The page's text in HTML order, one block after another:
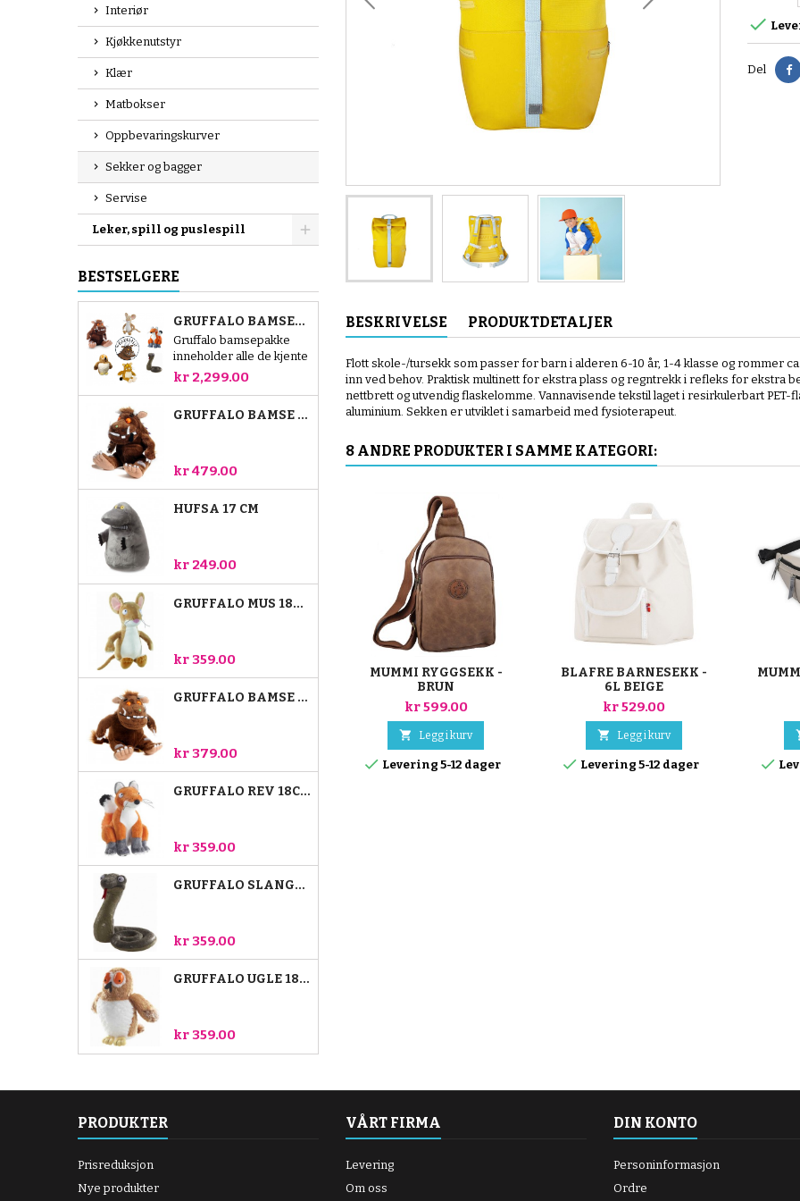
Interiør
Kjøkkenutstyr
Klær
Matbokser
Oppbevaringskurver
Sekker og bagger
Servise
Leker, spill og puslespill
BESTSELGERE
GRUFFALO BAMSEPAKKE
Gruffalo bamsepakke
inneholder alle de kjente
figurene fra den
populære historien.
bamser: Gruffalo,
Gruffalo bamsen er 40
cm.
kr 2,299.00
GRUFFALO BAMSE 23 CM
kr 479.00
HUFSA 17 CM
kr 249.00
GRUFFALO MUS 18CM
kr 359.00
GRUFFALO BAMSE 18 CM
kr 379.00
GRUFFALO REV 18CM
kr 359.00
GRUFFALO SLANGE 18CM
kr 359.00
GRUFFALO UGLE 18CM
kr 359.00

Del
BESKRIVELSE PRODUKTDETALJER
Flott skole-/tursekk som passer for barn i alderen 6-10 år, 1-4 klasse og rommer
inn ved behov. Praktisk multinett for ekstra plass og regntrekk i refleks for ekstra
nettbrett og utvendig flaskelomme. Vannavisende tekstil laget i resirkulerbart
aluminium. Sekken er utviklet i samarbeid med fysioterapeut.
8 ANDRE PRODUKTER I SAMME KATEGORI:
MUMMI RYGGSEKK -
BRUN
kr 599.00
 Legg i kurv
 Levering 5-12 dager
BLAFRE BARNESEKK -
6L BEIGE
kr 529.00
 Legg i kurv
 Levering 5-12 dager 
PRODUKTER
Prisreduksjon
Nye produkter
VÅRT FIRMA
Levering
Om oss
DIN KONTO
Personinformasjon
Ordre